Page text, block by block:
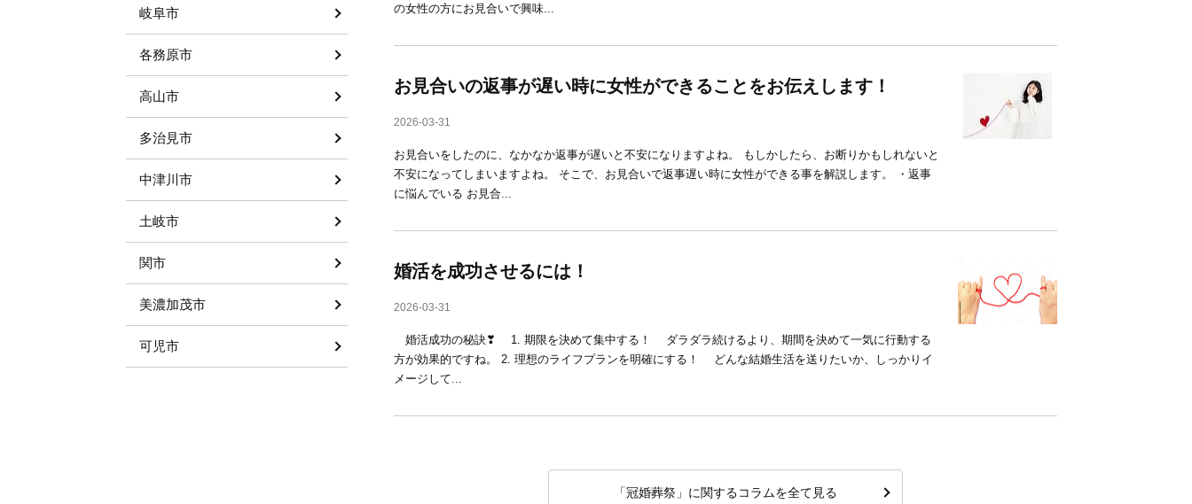
の女性の方にお見合いで興味...
お見合いの返事が遅い時に女性ができることをお伝えします！
2026-03-31
お見合いをしたのに、なかなか返事が遅いと不安になりますよね。 もしかしたら、お断りかもしれないと
不安になってしまいますよね。 そこで、お見合いで返事遅い時に女性ができる事を解説します。 ・返事
に悩んでいる お見合...
婚活を成功させるには！
2026-03-31
婚活成功の秘訣❣ 1. 期限を決めて集中する！ ダラダラ続けるより、期間を決めて一気に行動する
方が効果的ですね。 2. 理想のライフプランを明確にする！ どんな結婚生活を送りたいか、しっかりイ
メージして...
「冠婚葬祭」に関するコラムを全て見る
岐阜市
各務原市
高山市
多治見市
中津川市
土岐市
関市
美濃加茂市
可児市